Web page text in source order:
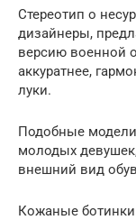
Стереотип о
дизайнеры,
версию военной
аккуратнее,
луки.
Подобные
молодых
внешний вид
Кожаные ботинки